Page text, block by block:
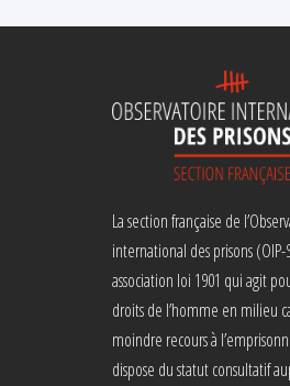
La section française de
international des prisons
association loi 1901 qui agit
droits de l’homme en milieu
moindre recours à
dispose du statut consultatif